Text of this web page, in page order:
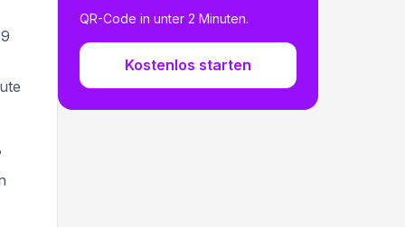
QR-Code in unter 2 Minuten.
Kostenlos starten